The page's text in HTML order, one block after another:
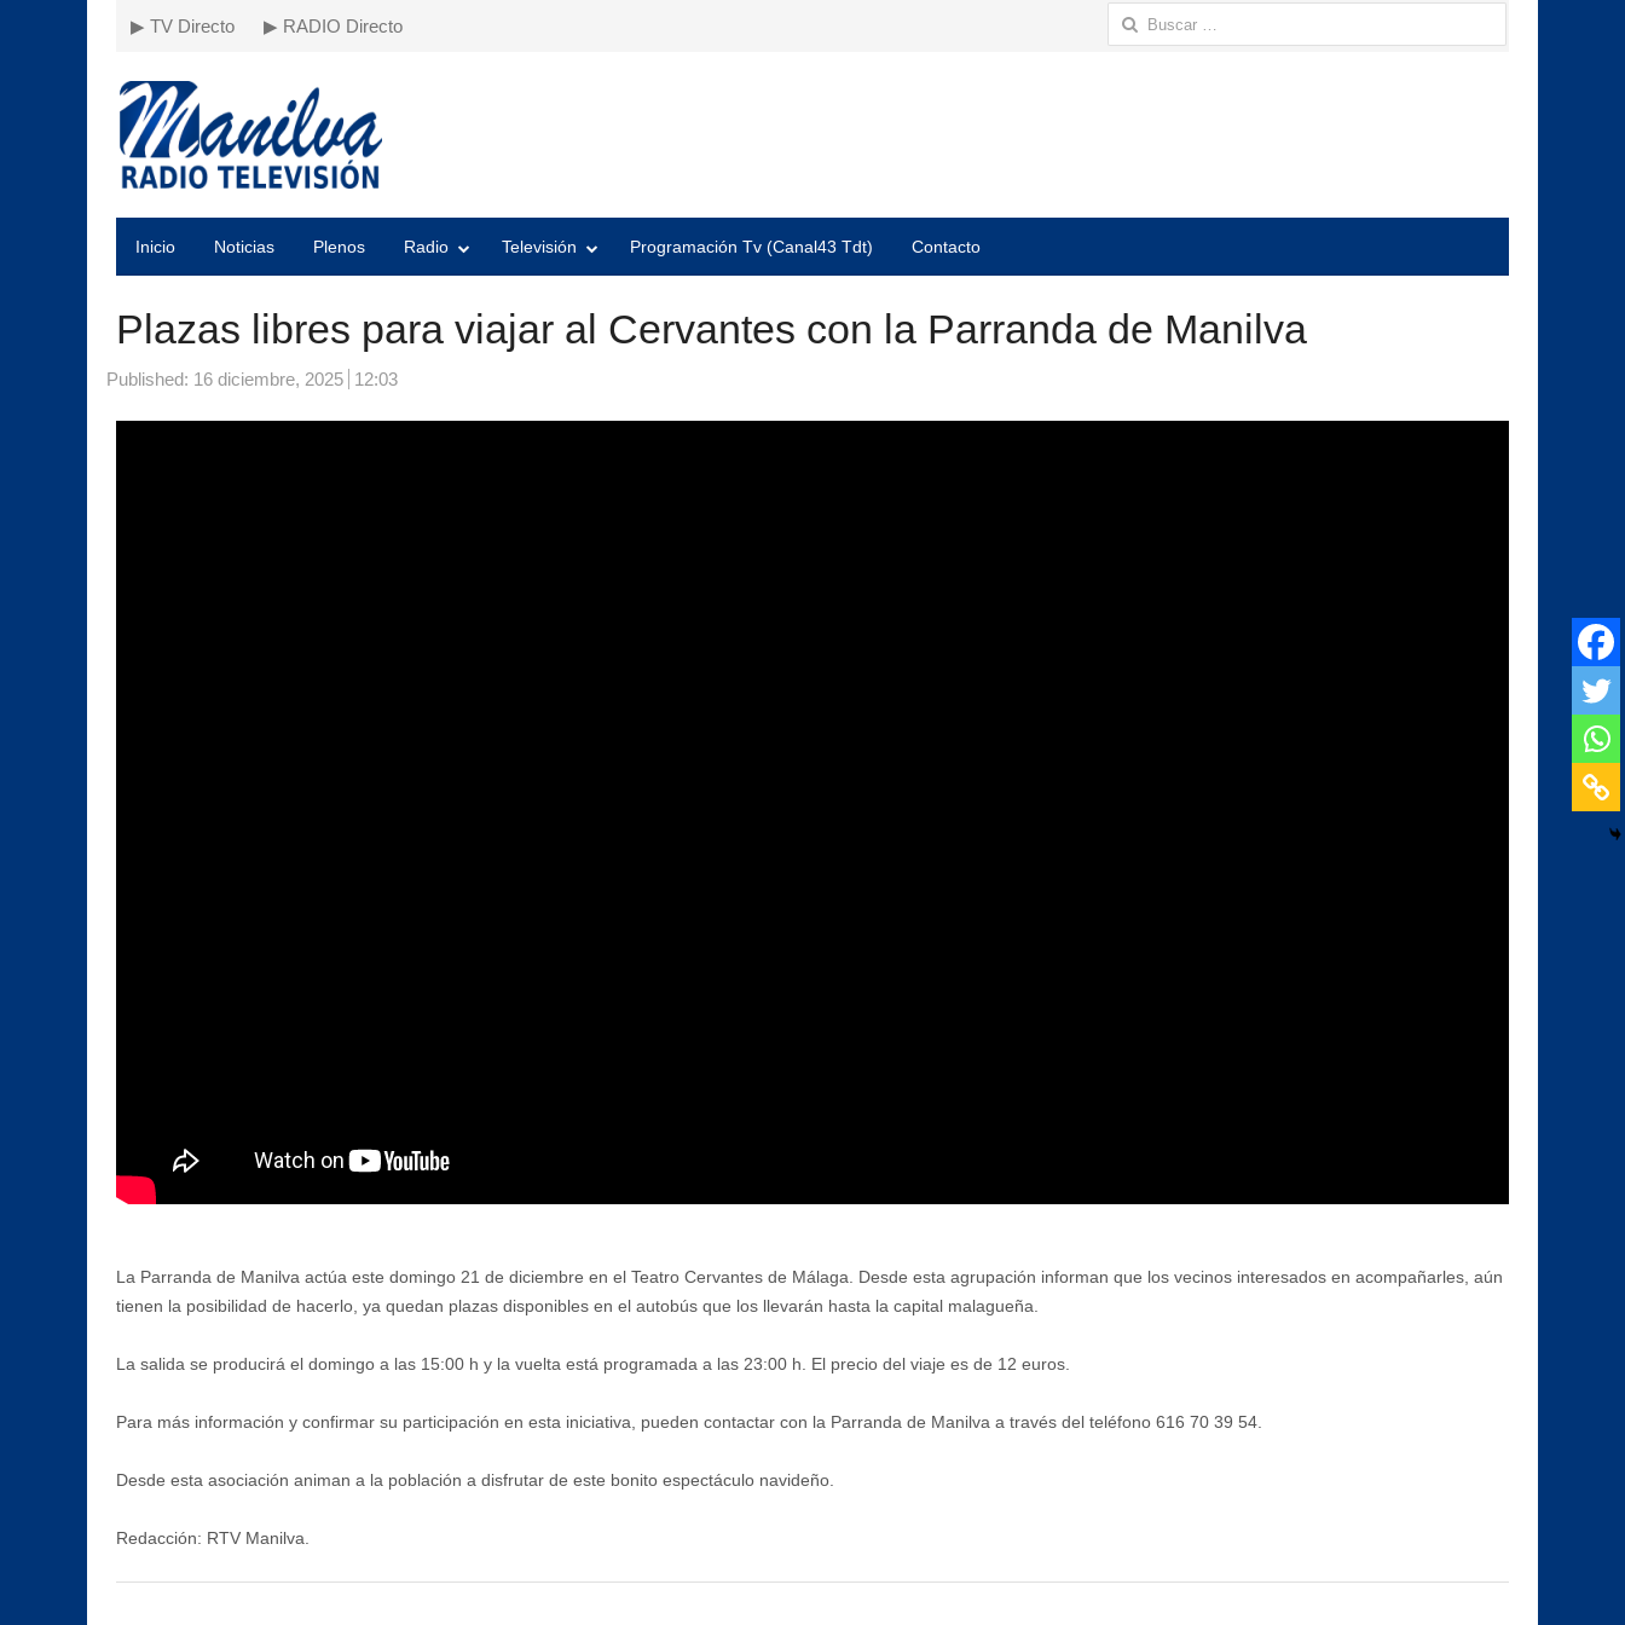
▶ TV Directo ▶ RADIO Directo Buscar:
Inicio Noticias Plenos Radio Televisión Programación Tv (Canal43 Tdt) Contacto
Plazas libres para viajar al Cervantes con la Parranda de Manilva
Published: 16 diciembre, 2025 12:03
La Parranda de Manilva actúa este domingo 21 de diciembre en el Teatro Cervantes de Málaga. Desde esta agrupación informan que los vecinos interesados en acompañarles, aún
tienen la posibilidad de hacerlo, ya quedan plazas disponibles en el autobús que los llevarán hasta la capital malagueña.
La salida se producirá el domingo a las 15:00 h y la vuelta está programada a las 23:00 h. El precio del viaje es de 12 euros.
Para más información y confirmar su participación en esta iniciativa, pueden contactar con la Parranda de Manilva a través del teléfono 616 70 39 54.
Desde esta asociación animan a la población a disfrutar de este bonito espectáculo navideño.
Redacción: RTV Manilva.